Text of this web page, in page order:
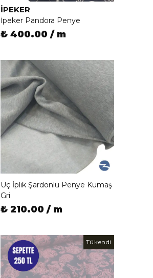
İPEKER
İpeker Pandora Penye
₺ 400.00 / m
Üç İplik Şardonlu Penye Kumaş
Gri
₺ 210.00 / m
Tükendi